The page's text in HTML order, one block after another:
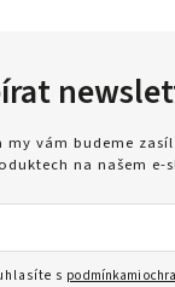
my vám budeme
na našem e-
s podmínkami